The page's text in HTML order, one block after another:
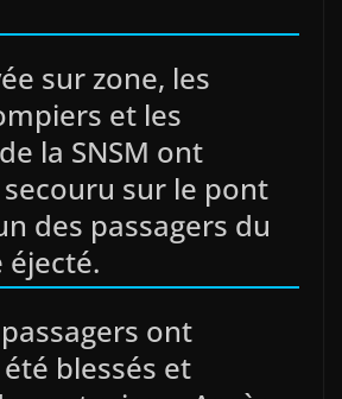
sur zone, les
et les
la SNSM ont
sur le pont
des passagers du
éjecté.
ont
blessés et